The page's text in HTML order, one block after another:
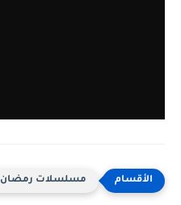
مسلسلات رمضان 2025